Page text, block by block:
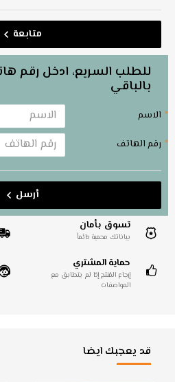
متابعة
للطلب السريع، ادخل رقم
بالباقي
الاسم
رقم الهاتف
أرسل
تسوق بأمان
بياناتك محمية دائماً
حماية المشتري
إرجاع المُنتج إذا لم يتطابق مع
المواصفات
قد يعجبك ايضا